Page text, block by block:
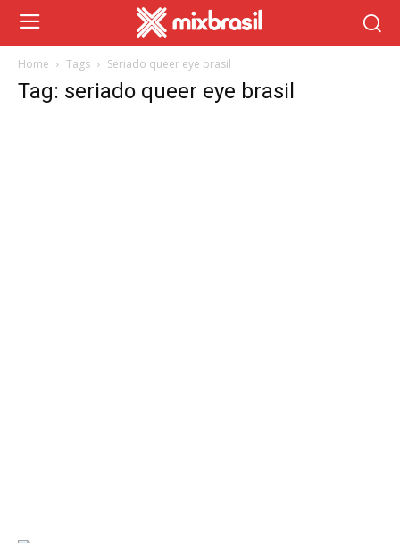
Home Tags Seriado queer eye brasil
Tag: seriado queer eye brasil